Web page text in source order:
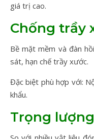
giá trị cao.
Chống trầy
Bề mặt mềm và đàn
sát, hạn chế trầy xước.
Đặc biệt phù hợp với:
khẩu.
Trọng